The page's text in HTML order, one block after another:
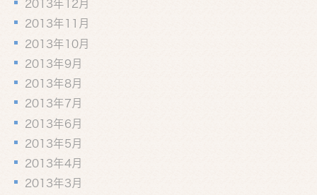
2013年12月
2013年11月
2013年10月
2013年9月
2013年8月
2013年7月
2013年6月
2013年5月
2013年4月
2013年3月